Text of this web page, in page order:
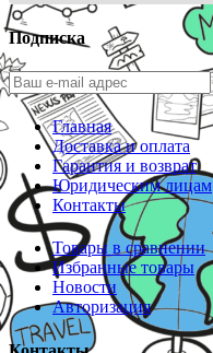
Подписка
Главная
Доставка и оплата
Гарантия и возврат
Юридическим лицам
Контакты
Товары в сравнении
Избранные товары
Новости
Авторизация